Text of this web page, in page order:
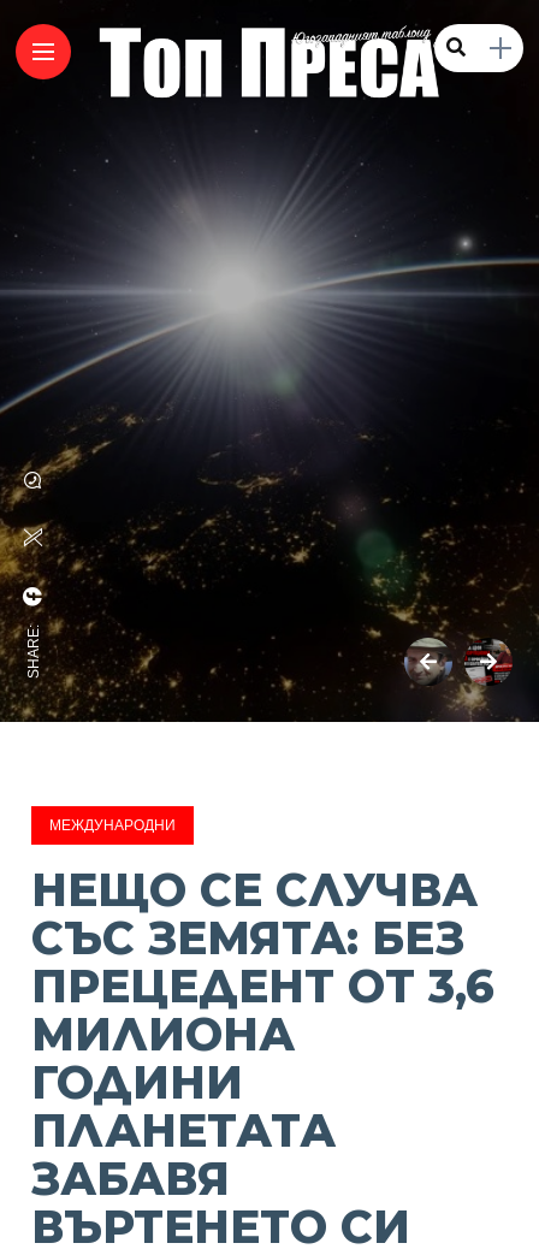
SHARE:
МЕЖДУНАРОДНИ
НЕЩО СЕ СЛУЧВА
СЪС ЗЕМЯТА: БЕЗ
ПРЕЦЕДЕНТ ОТ 3,6
МИЛИОНА
ГОДИНИ
ПЛАНЕТАТА
ЗАБАВЯ
ВЪРТЕНЕТО СИ